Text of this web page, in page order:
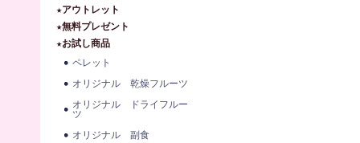
★アウトレット
★無料プレゼント
★お試し商品
ペレット
オリジナル 乾燥フルーツ
オリジナル ドライフルー
ツ
オリジナル 副食